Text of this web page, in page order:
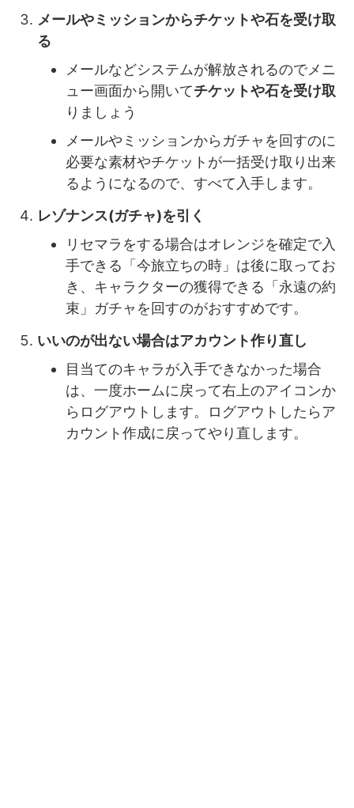
メールやミッションからチケットや石を受け取
る
メールなどシステムが解放されるのでメニ
ュー画面から開いてチケットや石を受け取
りましょう
メールやミッションからガチャを回すのに
必要な素材やチケットが一括受け取り出来
るようになるので、すべて入手します。
レゾナンス(ガチャ)を引く
リセマラをする場合はオレンジを確定で入
手できる「今旅立ちの時」は後に取ってお
き、キャラクターの獲得できる「永遠の約
束」ガチャを回すのがおすすめです。
いいのが出ない場合はアカウント作り直し
目当てのキャラが入手できなかった場合
は、一度ホームに戻って右上のアイコンか
らログアウトします。ログアウトしたらア
カウント作成に戻ってやり直します。